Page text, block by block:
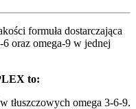
formuła dostarczająca
oraz omega-9 w jednej
to:
tłuszczowych omega 3-6-9.